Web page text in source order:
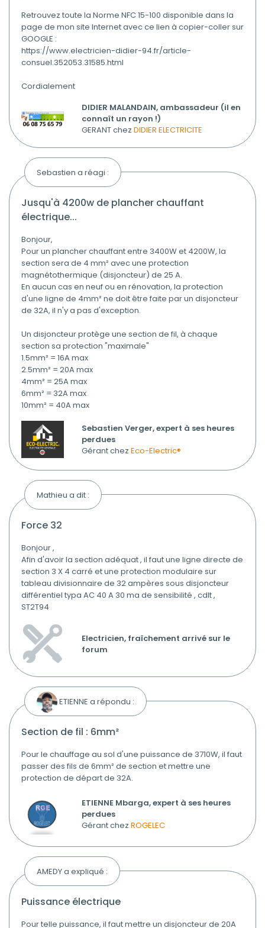
Retrouvez toute la Norme NFC 15-100 disponible dans la
page de mon site Internet avec ce lien à copier-coller sur
GOOGLE :
https://www.electricien-didier-94.fr/article-
consuel.352053.31585.html
Cordialement
DIDIER MALANDAIN, ambassadeur (il en
connaît un rayon !)
GERANT chez DIDIER ELECTRICITE
Sebastien a réagi :
jusqu'à 4200w de plancher chauffant
électrique...
Bonjour,
Pour un plancher chauffant entre 3400W et 4200W, la
section sera de 4 mm² avec une protection
magnétothermique (disjoncteur) de 25 A.
En aucun cas en neuf ou en rénovation, la protection
d'une ligne de 4mm² ne doit être faite par un disjoncteur
de 32A, il n'y a pas d'exception.
Un disjoncteur protège une section de fil, à chaque
section sa protection "maximale"
1.5mm² = 16A max
2.5mm² = 20A max
4mm² = 25A max
6mm² = 32A max
10mm² = 40A max
Sebastien Verger, expert à ses heures
perdues
Gérant chez Eco-Electric®
Mathieu a dit :
force 32
Bonjour ,
Afin d'avoir la section adéquat , il faut une ligne directe de
section 3 X 4 carré et une protection modulaire sur
tableau divisionnaire de 32 ampères sous disjoncteur
différentiel typa AC 40 A 30 ma de sensibilité , cdlt ,
ST2T94
Electricien, fraîchement arrivé sur le
forum
ETIENNE a répondu :
section de fil : 6mm²
Pour le chauffage au sol d'une puissance de 3710W, il faut
passer des fils de 6mm² de section et mettre une
protection de départ de 32A.
ETIENNE Mbarga, expert à ses heures
perdues
Gérant chez ROGELEC
AMEDY a expliqué :
puissance électrique
Pour telle puissance, il faut mettre un disjoncteur de 20A